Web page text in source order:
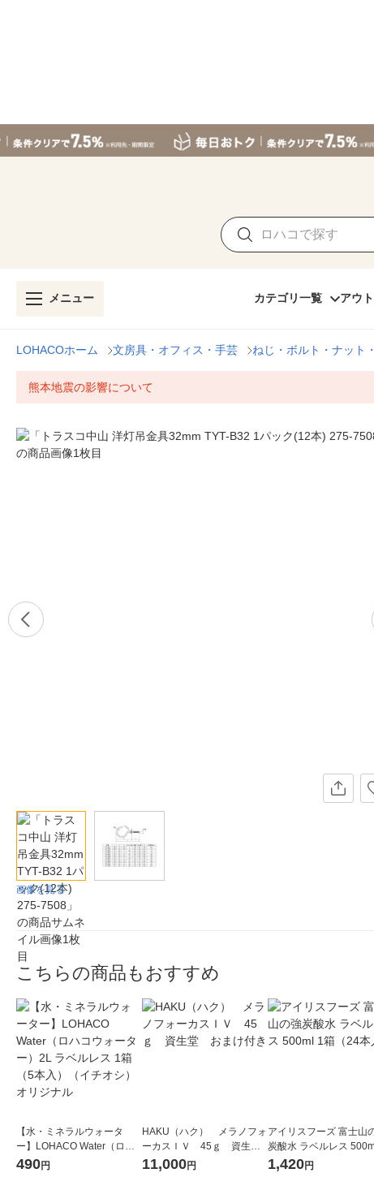
メニュー カテゴリ一覧 アウ
LOHACOホーム 文房具・オフィス・手芸 ねじ・ボルト・ナット
熊本地震の影響について
画像を見る
こちらの商品もおすすめ
【水・ミネラルウォータ
ー】LOHACO Water（ロハ
コウォーター）2L ラベルレ
490円
HAKU（ハク） メラノフォ
ーカスＩＶ 45ｇ 資生
堂 おまけ付き
11,000円
アイリスフーズ 富士山
炭酸水 ラベルレス
箱（24本入）
1,420円